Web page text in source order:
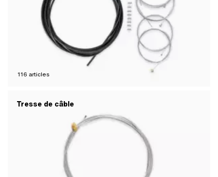
116 articles
Tresse de câble